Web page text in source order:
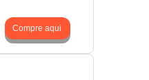
Compre aqui